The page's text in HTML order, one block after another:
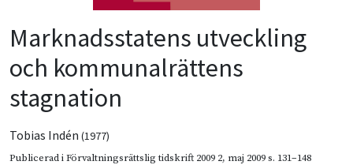
Marknadsstatens utveckling
och kommunalrättens
stagnation
Tobias Indén (1977)
Publicerad iFörvaltningsrättslig tidskrift 2009 2, maj 2009s. 131–148